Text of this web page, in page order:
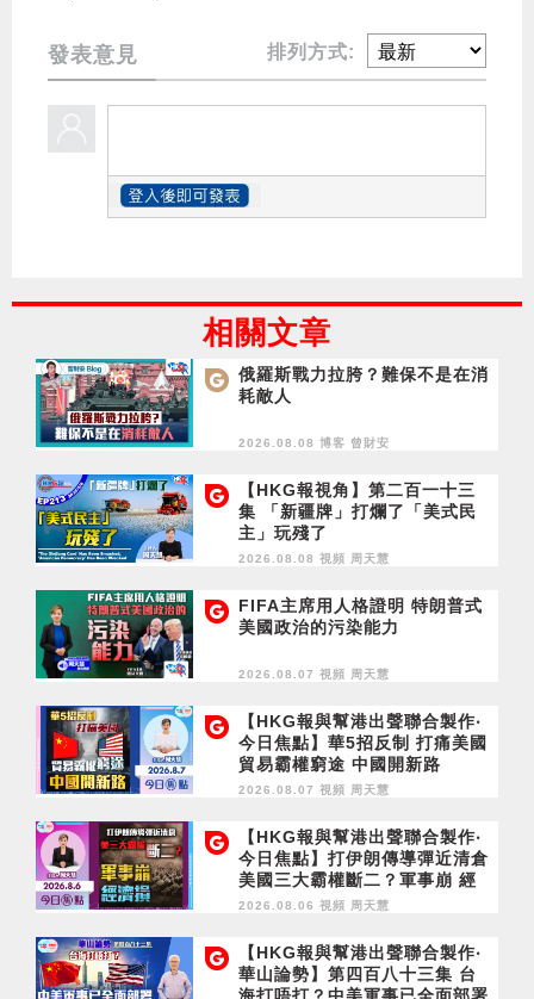
發表意見 排列方式:
相關文章
俄羅斯戰力拉胯？難保不是在消
耗敵人
2026.08.08 博客 曾財安
【HKG報視角】第二百一十三
集 「新疆牌」打爛了「美式民
主」玩殘了
2026.08.08 視頻 周天慧
FIFA主席用人格證明 特朗普式
美國政治的污染能力
2026.08.07 視頻 周天慧
【HKG報與幫港出聲聯合製作‧
今日焦點】華5招反制 打痛美國
貿易霸權窮途 中國開新路
2026.08.07 視頻 周天慧
【HKG報與幫港出聲聯合製作‧
今日焦點】打伊朗傳導彈近清倉
美國三大霸權斷二？軍事崩 經
濟損
2026.08.06 視頻 周天慧
【HKG報與幫港出聲聯合製作‧
華山論勢】第四百八十三集 台
海打唔打？中美軍事已全面部署